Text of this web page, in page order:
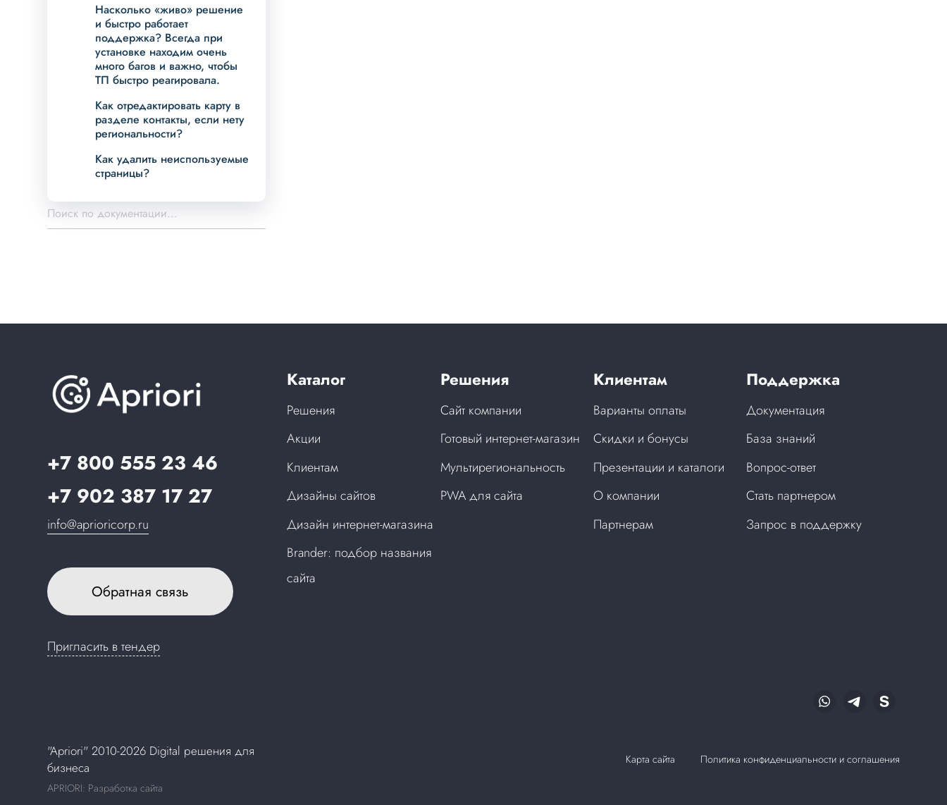
Насколько «живо» решение
и быстро работает
поддержка? Всегда при
установке находим очень
много багов и важно, чтобы
ТП быстро реагировала.
Как отредактировать карту в
разделе контакты, если нету
региональности?
Как удалить неиспользуемые
страницы?
+7 800 555 23 46
+7 902 387 17 27
info@aprioricorp.ru
Обратная связь
Пригласить в тендер
Каталог
Решения
Акции
Клиентам
Дизайны сайтов
Дизайн интернет-магазина
Brander: подбор названия
сайта
Решения
Сайт компании
Готовый интернет-магазин
Мультирегиональность
PWA для сайта
Клиентам
Варианты оплаты
Скидки и бонусы
Презентации и каталоги
О компании
Партнерам
Поддержка
Документация
База знаний
Вопрос-ответ
Стать партнером
Запрос в поддержку
"Apriori" 2010-2026 Digital решения для
бизнеса
Карта сайта Политика конфиденциальности и соглашения
APRIORI: Разработка сайта